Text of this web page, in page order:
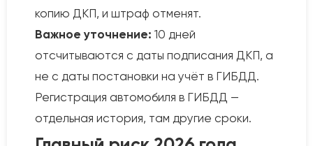
копию ДКП, и штраф отменят.
Важное уточнение: 10 дней
отсчитываются с даты подписания ДКП, а
не с даты постановки на учёт в ГИБДД.
Регистрация автомобиля в ГИБДД —
отдельная история, там другие сроки.